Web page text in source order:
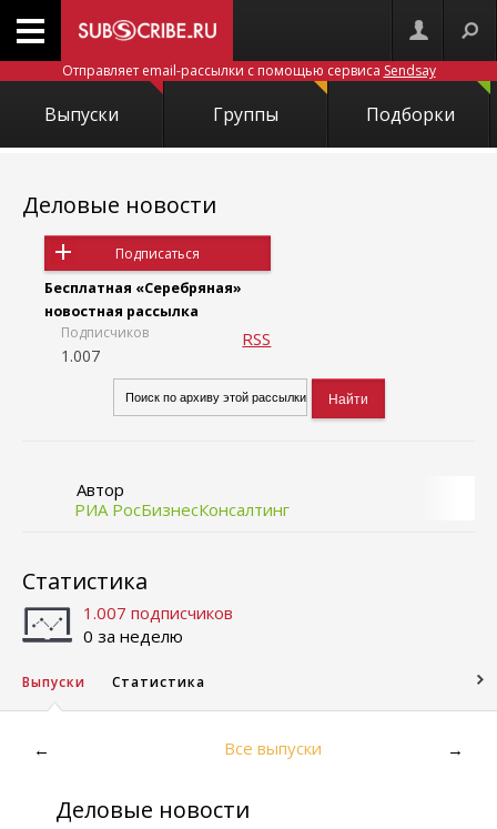
Отправляет email-рассылки с помощью сервиса Sendsay
Выпуски Группы Подборки
Деловые новости
Подписаться
Бесплатная «Серебряная»
новостная рассылка
Подписчиков
1.007
RSS
Автор
РИА РосБизнесКонсалтинг
Статистика
1.007 подписчиков
0 за неделю
Выпуски Статистика
← Все выпуски →
Деловые новости